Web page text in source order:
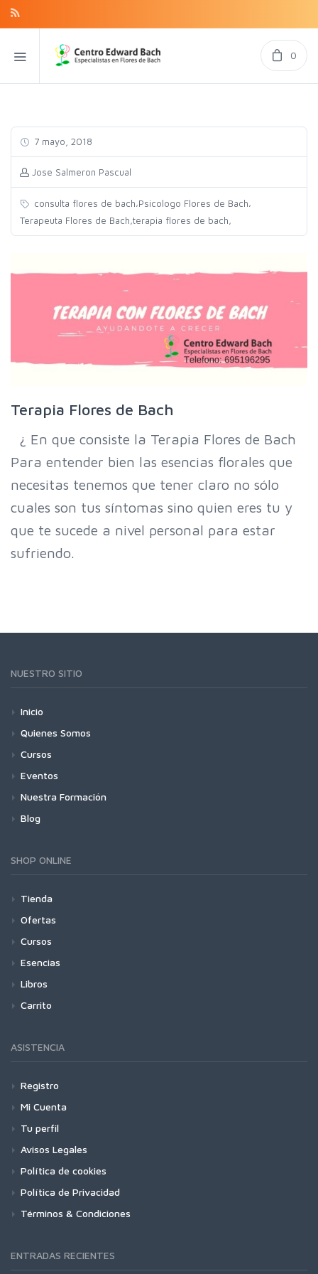
0
7 mayo, 2018
Jose Salmeron Pascual
consulta flores de bach,Psicologo Flores de Bach,
Terapeuta Flores de Bach terapia flores de bach
Terapia Flores de Bach
¿ En que consiste la Terapia Flores de Bach
Para entender bien las esencias florales que
necesitas tenemos que tener claro no sólo
cuales son tus síntomas sino quien eres tu y
que te sucede a nivel personal para estar
sufriendo.
NUESTRO SITIO
Inicio
Quienes Somos
Cursos
Eventos
Nuestra Formación
Blog
SHOP ONLINE
Tienda
Ofertas
Cursos
Esencias
Libros
Carrito
ASISTENCIA
Registro
Mi Cuenta
Tu perfil
Avisos Legales
Política de cookies
Política de Privacidad
Términos & Condiciones
ENTRADAS RECIENTES